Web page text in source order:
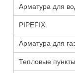
Арматура для
PIPEFIX
Арматура для
Тепловые пункты